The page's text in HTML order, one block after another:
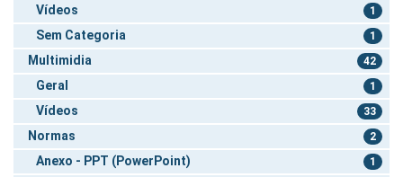
Vídeos 1
Sem Categoria 1
Multimidia 42
Geral 1
Vídeos 33
Normas 2
Anexo - PPT (PowerPoint) 1